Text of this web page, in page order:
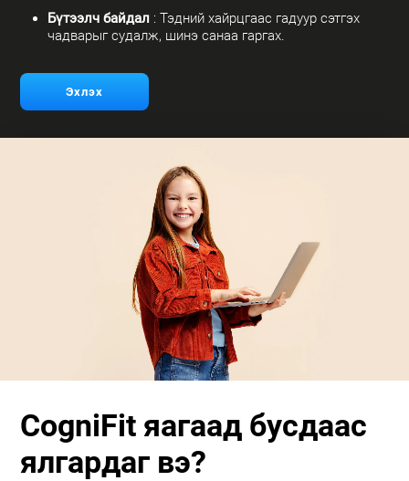
Бүтээлч байдал : Тэдний хайрцгаас гадуур сэтгэх
чадварыг судалж, шинэ санаа гаргах.
Эхлэх
CogniFit яагаад бусдаас
ялгардаг вэ?